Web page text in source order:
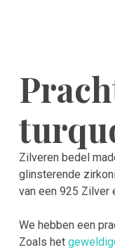
Zilveren bedel
glinsterende
van een 925 Zilver
We hebben een
Zoals het